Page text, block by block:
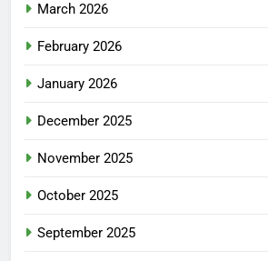
March 2026
February 2026
January 2026
December 2025
November 2025
October 2025
September 2025